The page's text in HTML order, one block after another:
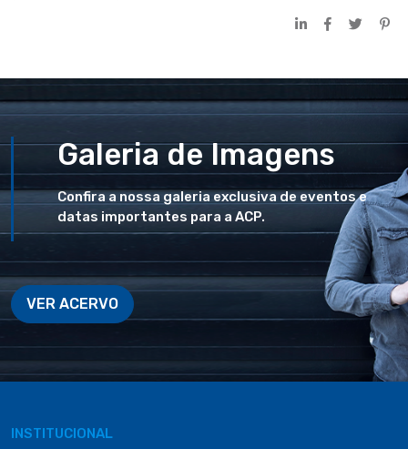
Galeria de Imagens
Confira a nossa galeria exclusiva de eventos e
datas importantes para a ACP.
VER ACERVO
INSTITUCIONAL